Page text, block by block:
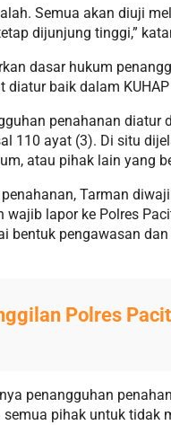
Semua akan diuji
dijunjung tinggi,”
dasar hukum
diatur baik dalam
penahanan
110 ayat (3). Di situ
atau pihak lain yang
Tarman
lapor ke Polres
bentuk pengawasan
Polres
penangguhan
pihak untuk tidak